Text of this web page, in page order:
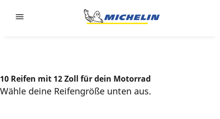
10 Reifen mit 12 Zoll für dein Motorrad
Wähle deine Reifengröße unten aus.